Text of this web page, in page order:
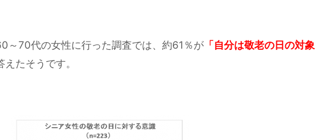
～70代の女性に行った調査では、約61％が 「自分は敬老の日の対象
えたそうです。